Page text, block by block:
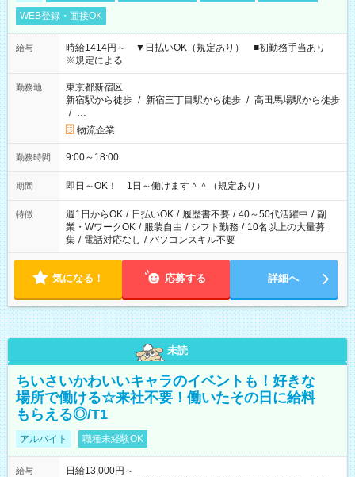
WEB登録・面接OK
給与
時給1414円～ ▼日払いOK（規定あり） ■初勤務手当あり
※規定による
勤務地
東京都新宿区
新宿駅から徒歩 / 新宿三丁目駅から徒歩 / 高田馬場駅から徒歩
/ …
物流企業
勤務時間 9:00～18:00
期間 即日～OK！ 1日～働けます＾＾（規定あり）
特徴 週1日からOK / 日払いOK / 履歴書不要 / 40～50代活躍中 / 副
業・WワークOK / 服装自由 / シフト勤務 / 10名以上の大量募
集 / 電話対応なし / パソコンスキル不要
気になる！ 応募する 詳細へ
未読
ちいさいかわいいキャラのイベントも！好きな
場所で働ける☆来社不要！働いたその日に給料
もらえる◎/T1
アルバイト 職種未経験OK
給与
日給13,000円～